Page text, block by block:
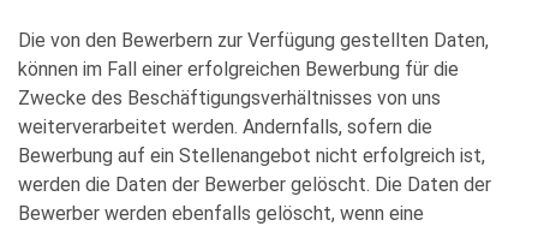
Die von den Bewerbern zur Verfügung gestellten Daten,
können im Fall einer erfolgreichen Bewerbung für die
Zwecke des Beschäftigungsverhältnisses von uns
weiterverarbeitet werden. Andernfalls, sofern die
Bewerbung auf ein Stellenangebot nicht erfolgreich ist,
werden die Daten der Bewerber gelöscht. Die Daten der
Bewerber werden ebenfalls gelöscht, wenn eine